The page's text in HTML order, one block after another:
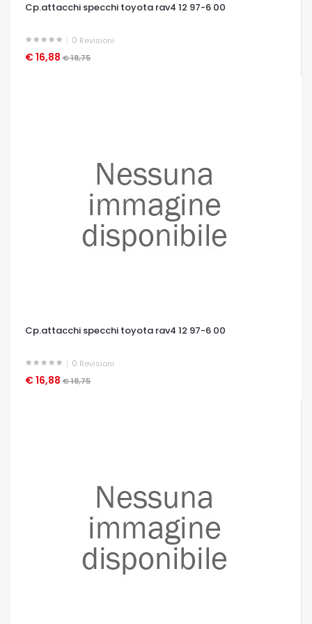
Cp.attacchi specchi toyota rav4 12 97-6 00
0 Revisioni
€ 16,88 € 18,75
OCCHIATA VELOCE
Cp.attacchi specchi toyota rav4 12 97-6 00
0 Revisioni
€ 16,88 € 18,75
OCCHIATA VELOCE